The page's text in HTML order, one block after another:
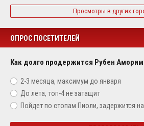
Просмотры в других
ОПРОС ПОСЕТИТЕЛЕЙ
Как долго продержится Рубен Аморим
2-3 месяца, максимум до января
До лета, топ-4 не затащит
Пойдет по стопам Пиоли, задержится